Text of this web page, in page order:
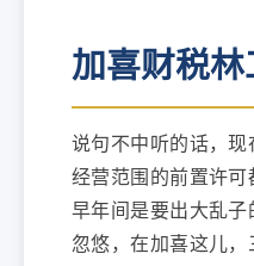
加喜财税
说句不中听的话，
经营范围的前置许
早年间是要出大乱
忽悠，在加喜这儿